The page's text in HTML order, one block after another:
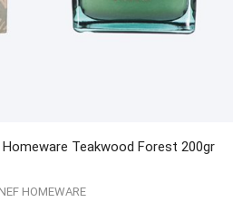
Teakwood Forest 200gr
HOMEWARE